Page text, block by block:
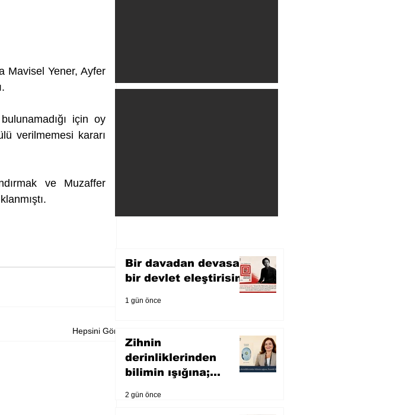
Mavisel Yener, Ayfer
için oy
verilmemesi kararı
ve Muzaffer
Hepsini Gör
Bir davadan devasa
bir devlet eleştirisine
1 gün önce
Zihnin
derinliklerinden
bilimin ışığına;
2 gün önce